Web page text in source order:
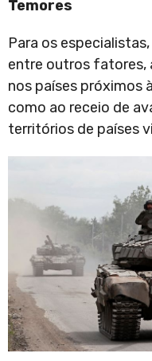
Temores
Para os
entre outros fatores,
nos países próximos
como ao receio de
territórios de países